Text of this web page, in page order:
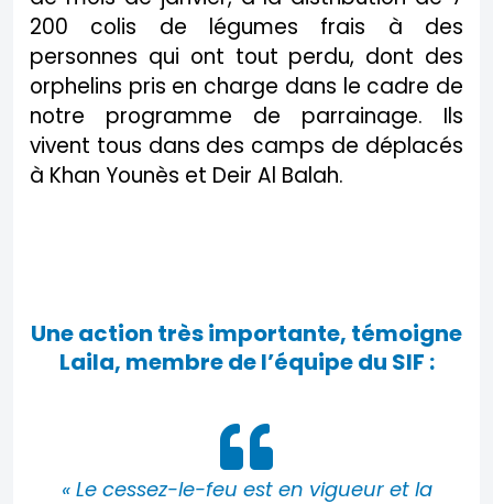
200 colis de légumes frais à des
personnes qui ont tout perdu, dont des
orphelins pris en charge dans le cadre de
notre programme de parrainage. Ils
vivent tous dans des camps de déplacés
à Khan Younès et Deir Al Balah.
Une action très importante, témoigne
Laila, membre de l’équipe du SIF :
« Le cessez-le-feu est en vigueur et la